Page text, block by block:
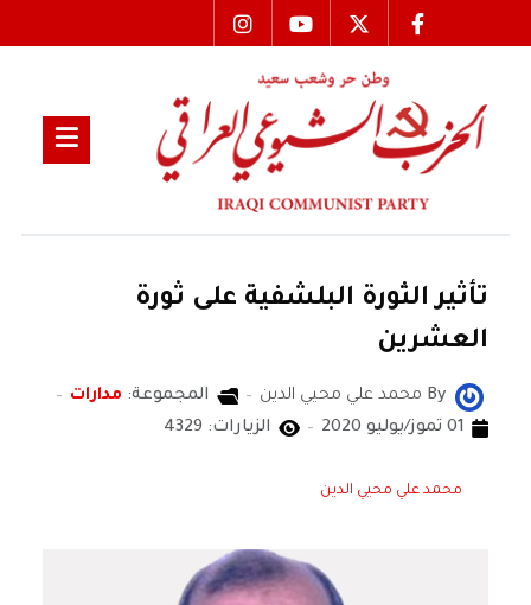
تأثير الثورة البلشفية على ثورة
العشرين
By محمد علي محيي الدين المجموعة: مدارات
01 تموز/يوليو 2020
الزيارات: 4329
محمد علي محيي الدين